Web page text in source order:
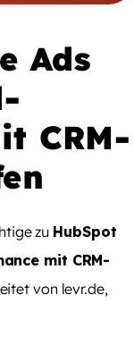
Ads
CRM-
zu HubSpot
mit CRM-
von levr.de,